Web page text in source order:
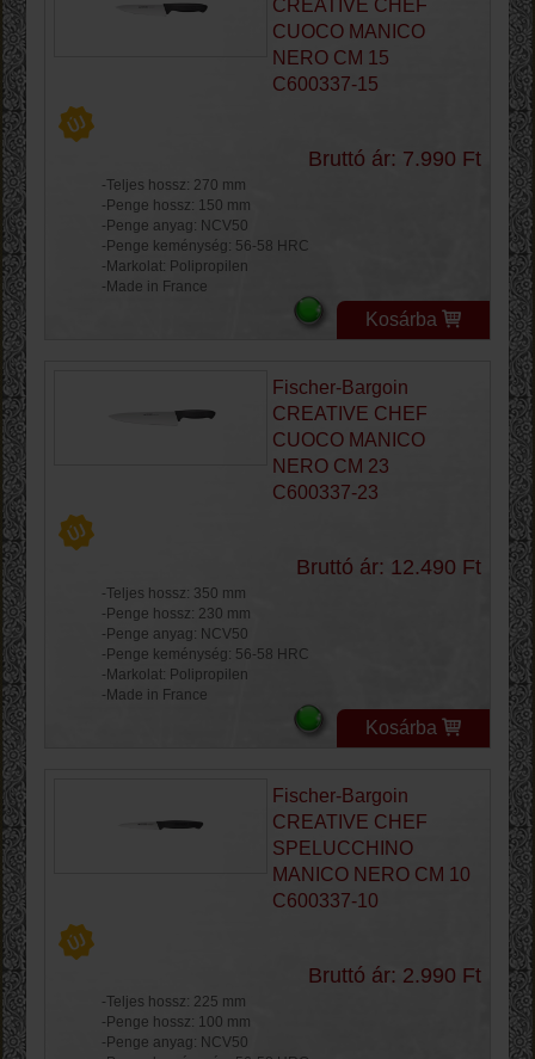
CREATIVE CHEF
CUOCO MANICO
NERO CM 15
C600337-15
Bruttó ár: 7.990 Ft
-Teljes hossz: 270 mm
-Penge hossz: 150 mm
-Penge anyag: NCV50
-Penge keménység: 56-58 HRC
-Markolat: Polipropilen
-Made in France
Kosárba
Fischer-Bargoin
CREATIVE CHEF
CUOCO MANICO
NERO CM 23
C600337-23
Bruttó ár: 12.490 Ft
-Teljes hossz: 350 mm
-Penge hossz: 230 mm
-Penge anyag: NCV50
-Penge keménység: 56-58 HRC
-Markolat: Polipropilen
-Made in France
Kosárba
Fischer-Bargoin
CREATIVE CHEF
SPELUCCHINO
MANICO NERO CM 10
C600337-10
Bruttó ár: 2.990 Ft
-Teljes hossz: 225 mm
-Penge hossz: 100 mm
-Penge anyag: NCV50